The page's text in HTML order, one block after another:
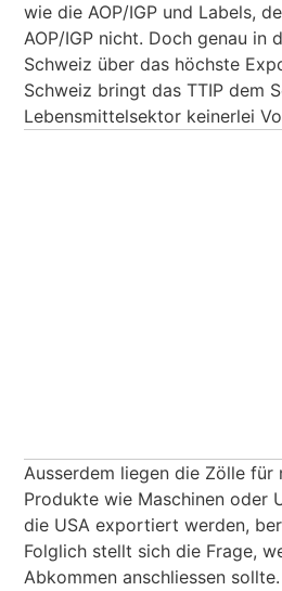
wie die AOP/IGP und Labels,
AOP/IGP nicht. Doch genau in
Schweiz über das höchste
Schweiz bringt das TTIP dem
Lebensmittelsektor keinerlei
Ausserdem liegen die Zölle
Produkte wie Maschinen oder
die USA exportiert werden,
Folglich stellt sich die Frage,
Abkommen anschliessen